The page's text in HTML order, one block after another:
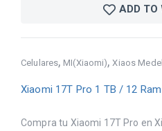
Celulares, MI(Xiaomi),Xiaos
Xiaomi 17T Pro 1 TB / 12
Compra tu Xiaomi 17T Pro en
ADD TO